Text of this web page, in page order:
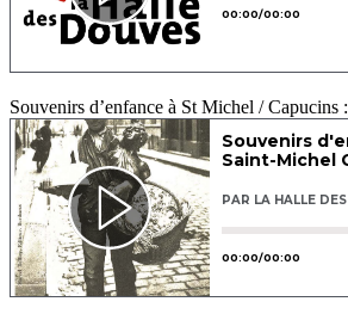
Souvenirs d’enfance à St Michel / Capucins :